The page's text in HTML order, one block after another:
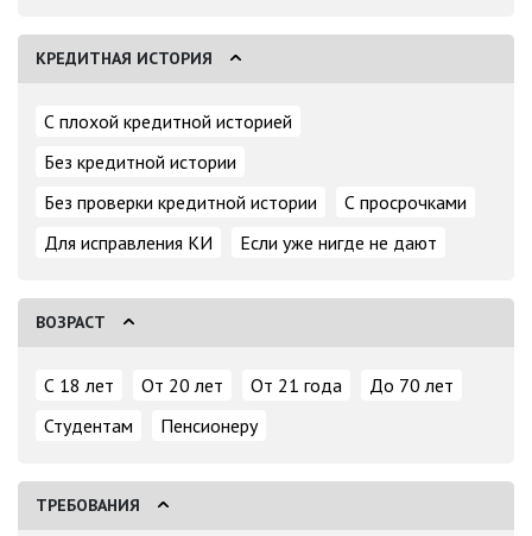
КРЕДИТНАЯ ИСТОРИЯ
С плохой кредитной историей
Без кредитной истории
Без проверки кредитной истории
С просрочками
Для исправления КИ
Если уже нигде не дают
ВОЗРАСТ
С 18 лет От 20 лет От 21 года
До 70 лет
Студентам
Пенсионеру
ТРЕБОВАНИЯ